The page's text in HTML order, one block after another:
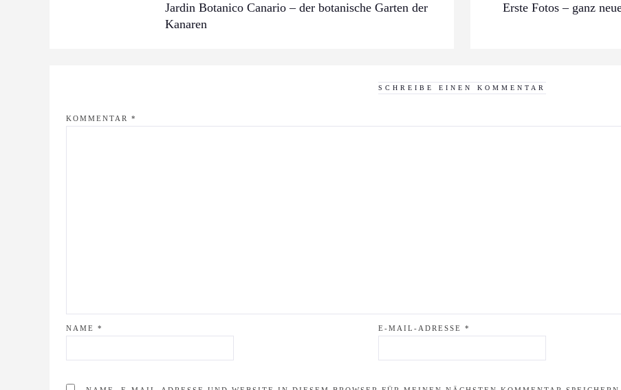
Jardin Botanico Canario – der botanische Garten der
Kanaren
Erste Fotos – ganz
SCHREIBE EINEN KOMMENTAR
KOMMENTAR *
NAME * E-MAIL-ADRESSE *